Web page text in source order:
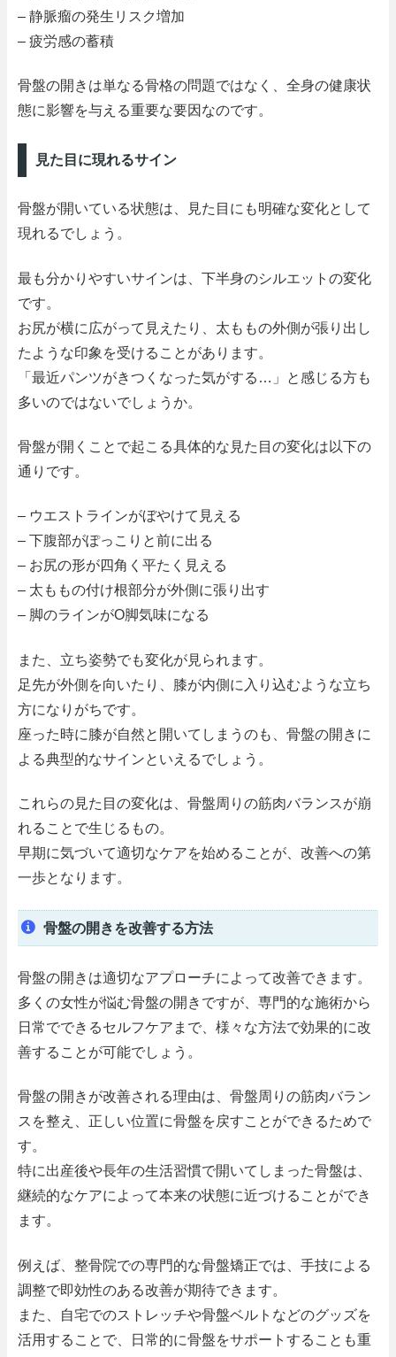
– 静脈瘤の発生リスク増加
– 疲労感の蓄積
骨盤の開きは単なる骨格の問題ではなく、全身の健康状
態に影響を与える重要な要因なのです。
見た目に現れるサイン
骨盤が開いている状態は、見た目にも明確な変化として
現れるでしょう。
最も分かりやすいサインは、下半身のシルエットの変化
です。
お尻が横に広がって見えたり、太ももの外側が張り出し
たような印象を受けることがあります。
「最近パンツがきつくなった気がする…」と感じる方も
多いのではないでしょうか。
骨盤が開くことで起こる具体的な見た目の変化は以下の
通りです。
– ウエストラインがぼやけて見える
– 下腹部がぽっこりと前に出る
– お尻の形が四角く平たく見える
– 太ももの付け根部分が外側に張り出す
– 脚のラインがO脚気味になる
また、立ち姿勢でも変化が見られます。
足先が外側を向いたり、膝が内側に入り込むような立ち
方になりがちです。
座った時に膝が自然と開いてしまうのも、骨盤の開きに
よる典型的なサインといえるでしょう。
これらの見た目の変化は、骨盤周りの筋肉バランスが崩
れることで生じるもの。
早期に気づいて適切なケアを始めることが、改善への第
一歩となります。
骨盤の開きを改善する方法
骨盤の開きは適切なアプローチによって改善できます。
多くの女性が悩む骨盤の開きですが、専門的な施術から
日常でできるセルフケアまで、様々な方法で効果的に改
善することが可能でしょう。
骨盤の開きが改善される理由は、骨盤周りの筋肉バラン
スを整え、正しい位置に骨盤を戻すことができるためで
す。
特に出産後や長年の生活習慣で開いてしまった骨盤は、
継続的なケアによって本来の状態に近づけることができ
ます。
例えば、整骨院での専門的な骨盤矯正では、手技による
調整で即効性のある改善が期待できます。
また、自宅でのストレッチや骨盤ベルトなどのグッズを
活用することで、日常的に骨盤をサポートすることも重